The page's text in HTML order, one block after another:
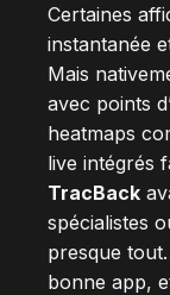
Certaines
instantanée
Mais
avec points
heatmaps
live intégrés
TracBack
spécialistes
presque
bonne app,